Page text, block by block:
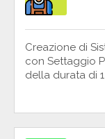
Creazione di
con Settaggio
della durata di 1